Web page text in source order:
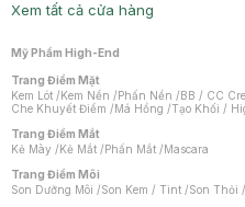
Xem tất cả cửa hàng
Mỹ Phẩm High-End
Trang Điểm Mặt
Kem Lót /Kem Nền /Phấn Nền /BB / CC
Che Khuyết Điểm /Má Hồng /Tạo Khối /
Trang Điểm Mắt
Kẻ Mày /Kẻ Mắt /Phấn Mắt /Mascara
Trang Điểm Môi
Son Dưỡng Môi /Son Kem / Tint /Son Thỏi /